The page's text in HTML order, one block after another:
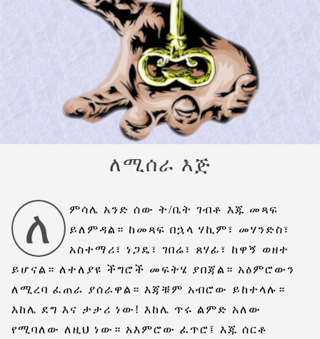
ለሚሰራ እጅ
ለ
ምሳሌ አንድ ሰው ት/ቤት ገብቶ እጁ መጻፍ
ይለምዳል። ከመጻፍ በኋላ ሃኪም፣ መሃንድስ፣
አስተማሪ፣ ነጋዴ፣ ገበሬ፣ ጸሃፊ፣ ከዋኝ ወዘተ
ይሆናል። ለተለያዩ ችግሮች መፍትሄ ያበጃል። አዕምሮውን
ለሚረባ ፈጠራ ያሰራዋል። እጃቹም አብሮው ይከተላሉ።
እከሌ ደግ እና ታታሪ ነው! እከሌ ጥሩ ልምድ አለው
የሚባለው ለዚህ ነው። አእምሮው ፈጥሮ፤ እጁ ሰርቶ